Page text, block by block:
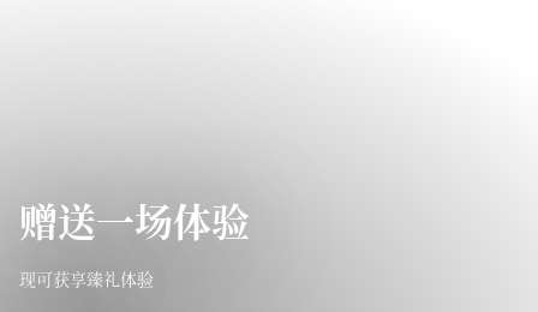
赠送一场体验
现可获享臻礼体验